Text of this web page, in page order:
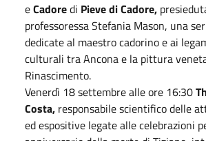
eCadoredi Pieve di Cadore,
professoressa Stefania Mason, una
dedicate al maestro cadorino e ai
culturali tra Ancona e la pittura
Rinascimento.
Venerdì 18 settembre alle ore 16:30
Costa, responsabile scientifico delle
ed espositive legate alle celebrazioni